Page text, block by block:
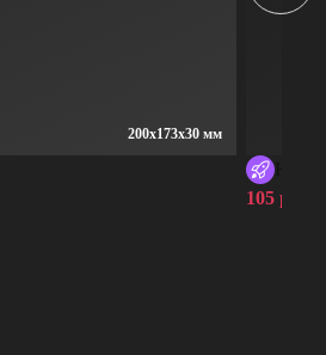
200x173x30 мм
105